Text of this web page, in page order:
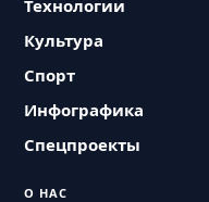
Технологии
Культура
Спорт
Инфографика
Спецпроекты
О НАС